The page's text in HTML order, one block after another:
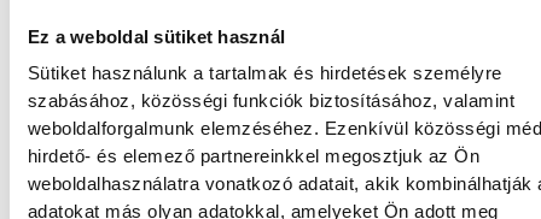
Ez a weboldal sütiket használ
Sütiket használunk a tartalmak és hirdetések személyre
szabásához, közösségi funkciók biztosításához, valamint
weboldalforgalmunk elemzéséhez. Ezenkívül közösségi
hirdető- és elemező partnereinkkel megosztjuk az Ön
weboldalhasználatra vonatkozó adatait, akik kombinálhatják
adatokat más olyan adatokkal, amelyeket Ön adott meg
A múltban és ma is rossz
hoz a dunai Ínség-szikla
Újra kilátszik a Dunából az aszály hírnöke!
Régen a felbukkanása egyet jelentett az